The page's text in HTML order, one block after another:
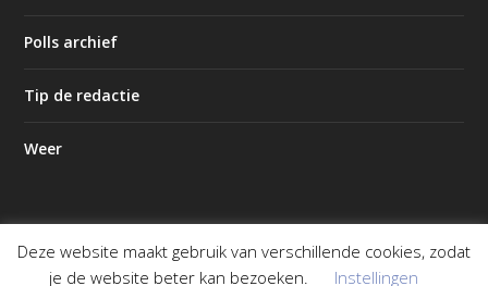
Polls archief
Tip de redactie
Weer
Ontworpen doorElegant Themes | Mogelijk gemaakt door
Deze website maakt gebruik van verschillende cookies, zodat
je de website beter kan bezoeken.
Instellingen